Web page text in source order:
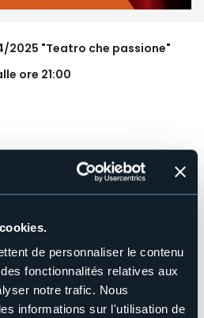
de personnaliser le contenu
fonctionnalités relatives aux
notre trafic. Nous
informations sur l'utilisation de
2025 "Teatro che passione"
ore 21:00
opera di A. De Benedetti
del Trio Lescano nel 1939.
le vecchie mode sono
a ritornare. È infatti proprio la
a tutta l’azione nella
alternarsi di insinuazioni e
timori crescenti e